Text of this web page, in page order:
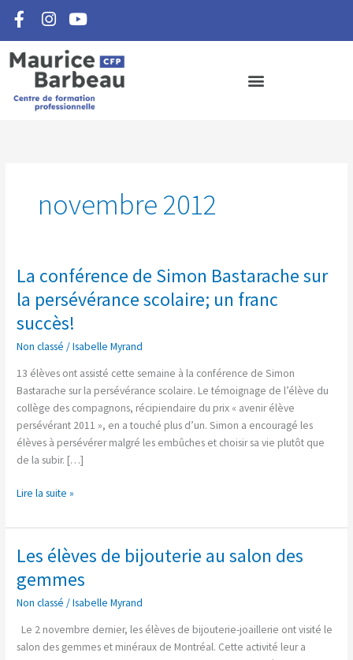
contenu
F
a
c
e
b
o
I
n
s
t
a
g
r
Y
o
u
t
u
b
e
novembre 2012
La conférence de Simon Bastarache sur
la persévérance scolaire; un franc
succès!
Non classé /Isabelle Myrand
13 élèves ont assisté cette semaine à la conférence de Simon
Bastarache sur la persévérance scolaire. Le témoignage de l’élève du
collège des compagnons, récipiendaire du prix « avenir élève
persévérant 2011 », en a touché plus d’un. Simon a encouragé les
élèves à persévérer malgré les embûches et choisir sa vie plutôt que
de la subir. […]
La
de
Simon
Bastarache
la
persévérance
scolaire;
un
franc
succès!
Lire la suite »
Les élèves de bijouterie au salon des
gemmes
Non classé /Isabelle Myrand
Le 2 novembre dernier, les élèves de bijouterie-joaillerie ont visité le
salon des gemmes et minéraux de Montréal. Cette activité leur a
Les
de
bijouterie